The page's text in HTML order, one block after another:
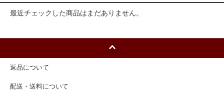
最近チェックした商品はまだありません。
返品について
配送・送料について